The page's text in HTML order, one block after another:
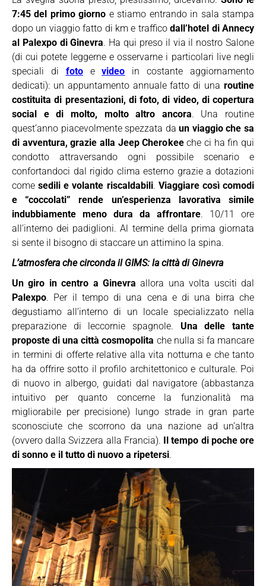
7:45 del primo giorno e stiamo entrando in sala stampa
dopo un viaggio fatto di km e trafficodall’hotel di Annecy
al Palexpo di Ginevra. Ha qui preso il via il nostro Salone
(di cui potete leggerne e osservarne i particolari live negli
speciali di fotoevideo in costante aggiornamento
dedicati): un appuntamento annuale fatto di una routine
costituita di presentazioni, di foto, di video, di copertura
social e di molto, molto altro ancora. Una routine
quest’anno piacevolmente spezzata daun viaggio che sa
di avventura, grazie alla Jeep Cherokeeche ci ha fin qui
condotto attraversando ogni possibile scenario e
confortandoci dal rigido clima esterno grazie a dotazioni
comesedili e volante riscaldabili. Viaggiare così comodi
e “coccolati” rende un’esperienza lavorativa simile
indubbiamente meno dura da affrontare. 10/11 ore
all’interno dei padiglioni. Al termine della prima giornata
si sente il bisogno di staccare un attimino la spina.
L’atmosfera che circonda il GIMS: la città di Ginevra
Un giro in centro a Ginevra allora una volta usciti dal
Palexpo. Per il tempo di una cena e di una birra che
degustiamo all’interno di un locale specializzato nella
preparazione di leccornie spagnole. Una delle tante
proposte di una città cosmopolita che nulla si fa mancare
in termini di offerte relative alla vita notturna e che tanto
ha da offrire sotto il profilo architettonico e culturale. Poi
di nuovo in albergo, guidati dal navigatore (abbastanza
intuitivo per quanto concerne la funzionalità ma
migliorabile per precisione) lungo strade in gran parte
sconosciute che scorrono da una nazione ad un’altra
(ovvero dalla Svizzera alla Francia). Il tempo di poche ore
di sonno e il tutto di nuovo a ripetersi.